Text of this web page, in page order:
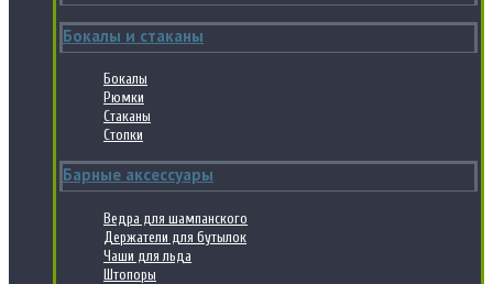
Бокалы и стаканы
Бокалы
Рюмки
Стаканы
Стопки
Барные аксессуары
Ведра для шампанского
Держатели для бутылок
Чаши для льда
Штопоры